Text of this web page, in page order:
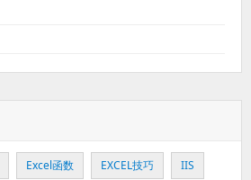
Excel函数 EXCEL技巧 IIS